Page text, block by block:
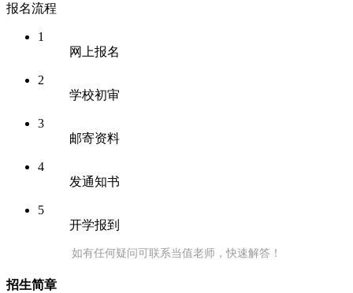
报名流程
1
网上报名
2
学校初审
3
邮寄资料
4
发通知书
5
开学报到
如有任何疑问可联系当值老师，快速解答！
招生简章